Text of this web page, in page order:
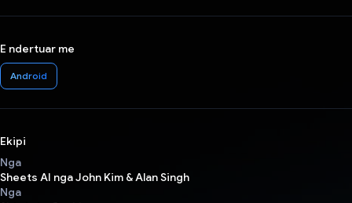
E ndertuar me
Android
Ekipi
Nga
Sheets AI nga John Kim & Alan Singh
Nga